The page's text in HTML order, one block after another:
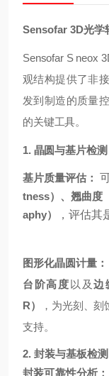
Sensofar 3D光学
Sensofar S neox
观结构提供了非
发到制造的质量
的关键工具。
1. 晶圆与基片检测
基片质量评估：
tness）、翘曲度
aphy）
，评估其
图形化晶圆计量：
台阶高度 以及边
R）
，为光刻、
支持。
2. 封装与基板检测
封装可靠性分析：